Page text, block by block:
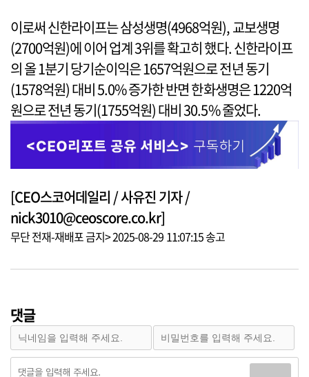
이로써 신한라이프는 삼성생명(4968억원), 교보생명
(2700억원)에 이어 업계 3위를 확고히 했다. 신한라이프
의 올 1분기 당기순이익은 1657억원으로 전년 동기
(1578억원) 대비 5.0% 증가한 반면 한화생명은 1220억
원으로 전년 동기(1755억원) 대비 30.5% 줄었다.
[CEO스코어데일리 / 사유진 기자 /
nick3010@ceoscore.co.kr]
무단 전재-재배포 금지> 2025-08-29 11:07:15 송고
댓글